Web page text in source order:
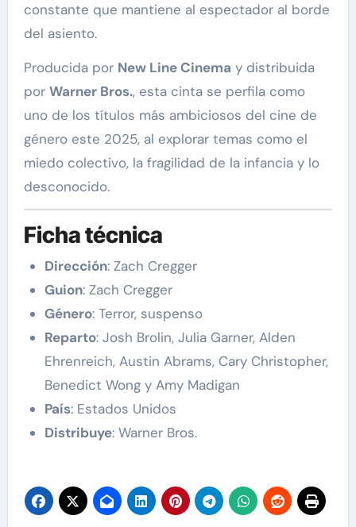
constante que mantiene al espectador al borde
del asiento.
Producida por New Line Cinema y distribuida
por Warner Bros., esta cinta se perfila como
uno de los títulos más ambiciosos del cine de
género este 2025, al explorar temas como el
miedo colectivo, la fragilidad de la infancia y lo
desconocido.
Ficha técnica
Dirección: Zach Cregger
Guion: Zach Cregger
Género: Terror, suspenso
Reparto: Josh Brolin, Julia Garner, Alden
Ehrenreich, Austin Abrams, Cary Christopher,
Benedict Wong y Amy Madigan
País: Estados Unidos
Distribuye: Warner Bros.